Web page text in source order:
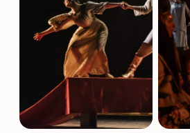
На нашем сайте вы можете
балет «Свадебка».
Для
достаточно указать свой
электронной почты.
поможет вам легко найти
оплаты мы обеспечиваем
билетов на вашу почту, откуда
или распечатать.